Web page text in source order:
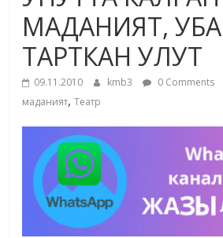
маданияты
жана
адабияты
МАДАНИЯТ,
ТАРТКАН УЛУТ
09.11.2010 kmb3 0 Comments
маданият,Театр